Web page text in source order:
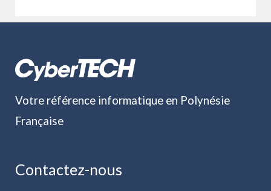
Votre référence informatique en Polynésie
Française
Contactez-nous